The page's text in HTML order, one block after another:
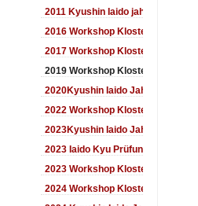
2011 Kyushin Iaido jahrestreffen
2016 Workshop Kloster Duderstadt
2017 Workshop Kloster Duderstadt
2019 Workshop Kloster Duderstadt
2020Kyushin Iaido Jahrestreffen
2022 Workshop Kloster Duderstadt
2023Kyushin Iaido Jahrestreffen
2023 Iaido Kyu Prüfung
2023 Workshop Kloster Duderstadt
2024 Workshop Kloster Duderstadt